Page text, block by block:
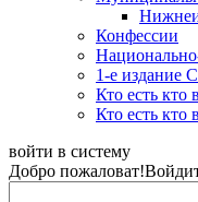
Конфессии
1-е издание
Кто есть
Кто есть
войти в систему
Добро пожаловат!